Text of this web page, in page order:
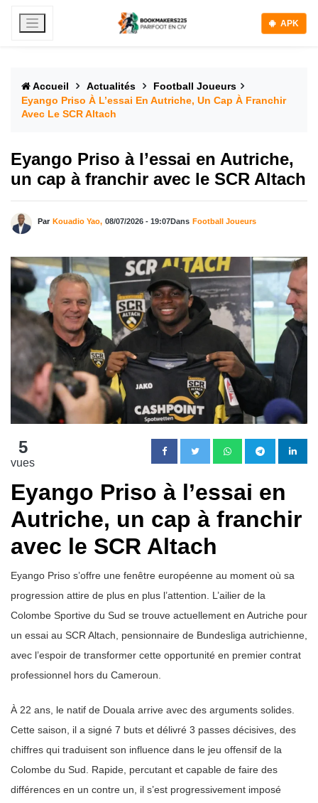
APK
Accueil Actualités
Football Joueurs
Eyango Priso À L’essai En Autriche, Un Cap À Franchir
Avec Le SCR Altach
Eyango Priso à l’essai en Autriche,
un cap à franchir avec le SCR Altach
Par Kouadio Yao, 08/07/2026 - 19:07Dans Football Joueurs
5
vues
Eyango Priso à l’essai en
Autriche, un cap à franchir
avec le SCR Altach
Eyango Priso s’offre une fenêtre européenne au moment où sa
progression attire de plus en plus l’attention. L’ailier de la
Colombe Sportive du Sud se trouve actuellement en Autriche pour
un essai au SCR Altach, pensionnaire de Bundesliga autrichienne,
avec l’espoir de transformer cette opportunité en premier contrat
professionnel hors du Cameroun.
À 22 ans, le natif de Douala arrive avec des arguments solides.
Cette saison, il a signé 7 buts et délivré 3 passes décisives, des
chiffres qui traduisent son influence dans le jeu offensif de la
Colombe du Sud. Rapide, percutant et capable de faire des
différences en un contre un, il s’est progressivement imposé